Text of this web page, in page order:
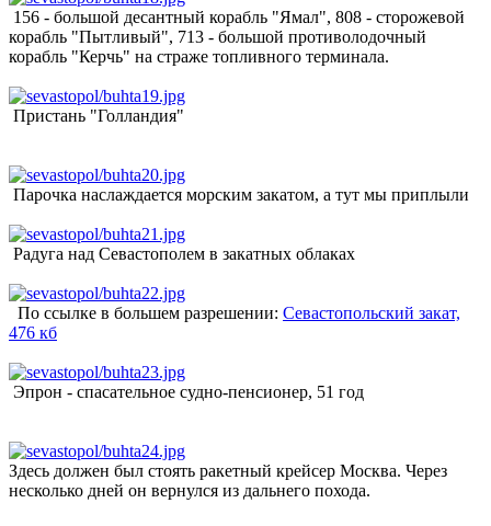
156 - большой десантный корабль "Ямал", 808 - сторожевой
корабль "Пытливый", 713 - большой противолодочный
корабль "Керчь" на страже топливного терминала.
Пристань "Голландия"
Парочка наслаждается морским закатом, а тут мы приплыли
Радуга над Севастополем в закатных облаках
По ссылке в большем разрешении: Севастопольский закат,
476 кб
Эпрон - спасательное судно-пенсионер, 51 год
Здесь должен был стоять ракетный крейсер Москва. Через
несколько дней он вернулся из дальнего похода.